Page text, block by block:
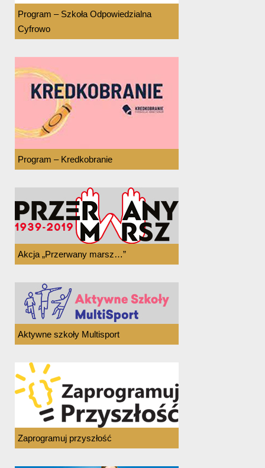
Program – Szkoła Odpowiedzialna
Cyfrowo
Program – Kredkobranie
Akcja „Przerwany marsz…”
Aktywne szkoły Multisport
Zaprogramuj przyszłość